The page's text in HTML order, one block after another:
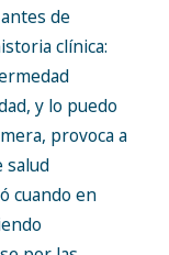
de
clínica:
y lo puedo
provoca a
salud
cuando en